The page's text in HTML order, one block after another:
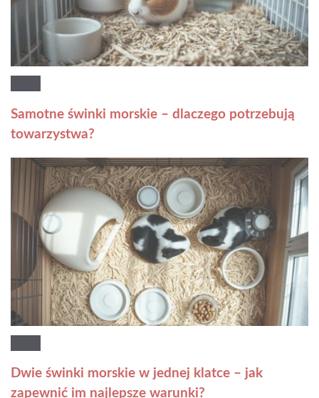
Samotne świnki morskie – dlaczego potrzebują
towarzystwa?
Dwie świnki morskie w jednej klatce – jak
zapewnić im najlepsze warunki?